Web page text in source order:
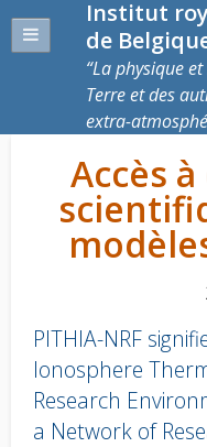
Institut
de
La physique
Terre et des
extra-
Accès
PITHIA-NRF
Ionosphere
Research
a Network of